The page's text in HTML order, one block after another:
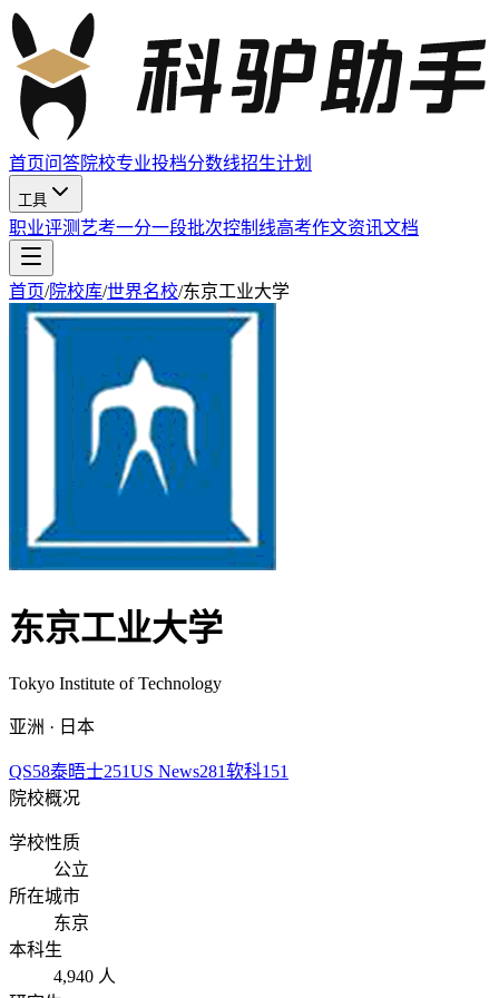
首页问答院校专业投档分数线招生计划
工具
职业评测 艺考一分一段批次控制线高考作文资讯文档
首页/院校库/世界名校/东京工业大学
东京工业大学
Tokyo Institute of Technology
亚洲 · 日本
QS58泰晤士251US News281软科151
院校概况
学校性质
公立
所在城市
东京
本科生
4,940 人